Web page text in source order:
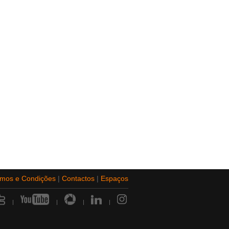
e Condições | Contactos | Espaços